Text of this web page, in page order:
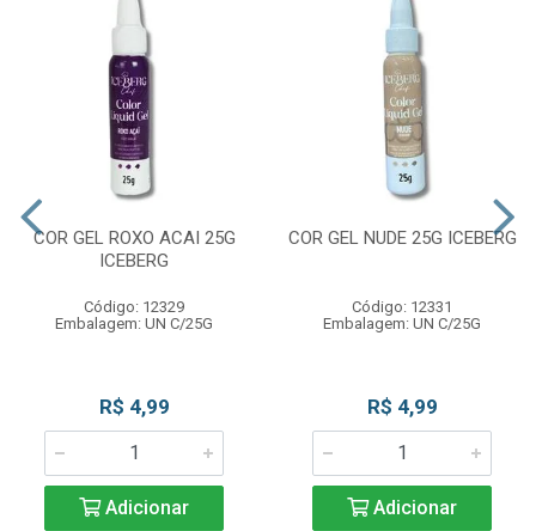
COR GEL ROXO ACAI 25G
ICEBERG
Código: 12329
Embalagem: UN C/25G
R$ 4,99
Adicionar
COR GEL NUDE 25G ICEBERG
Código: 12331
Embalagem: UN C/25G
R$ 4,99
Adicionar